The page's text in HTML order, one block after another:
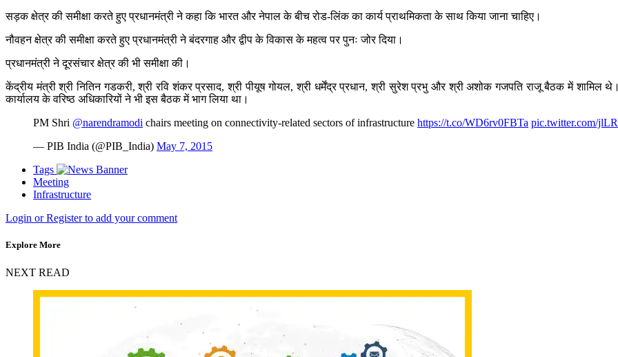
सड़क क्षेत्र की समीक्षा करते हुए प्रधानमंत्री ने कहा कि भारत और नेपाल के बीच रोड-लिंक का कार्य प्राथमिकता के साथ किया जाना चाहिए।
नौवहन क्षेत्र की समीक्षा करते हुए प्रधानमंत्री ने बंदरगाह और द्वीप के विकास के महत्व पर पुनः जोर दिया।
प्रधानमंत्री ने दूरसंचार क्षेत्र की भी समीक्षा की।
केंद्रीय मंत्री श्री नितिन गडकरी, श्री रवि शंकर प्रसाद, श्री पीयूष गोयल, श्री धर्मेंद्र प्रधान, श्री सुरेश प्रभु और श्री अशोक गजपति राजू बैठक में शामिल
कार्यालय के वरिष्ठ अधिकारियों ने भी इस बैठक में भाग लिया था।
PM Shri @narendramodi chairs meeting on connectivity-related sectors of infrastructure https://t.co/WD6rv0FBTa pic.twitter.com/
— PIB India (@PIB_India) May 7, 2015
Tags
Meeting
Infrastructure
Login or Register to add your comment
Explore More
NEXT READ